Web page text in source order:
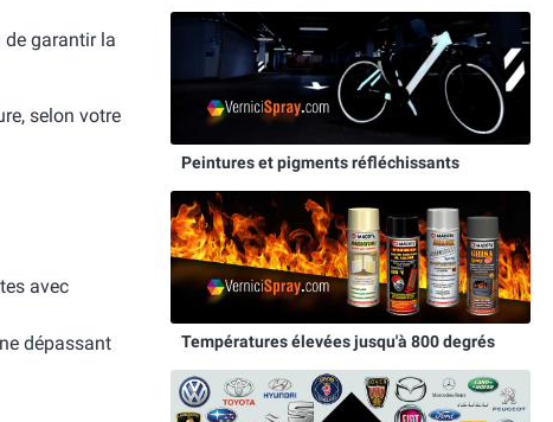
de garantir la
selon votre
avec
dépassant
Peintures et pigments réfléchissants
Températures élevées jusqu'à 800 degrés